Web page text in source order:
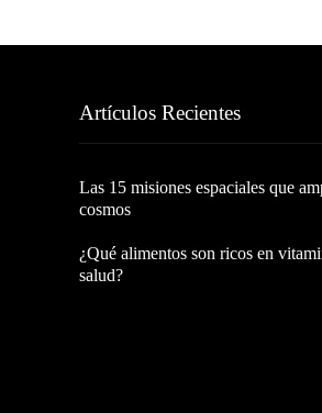
Artículos Recientes
Las 15 misiones espaciales que
cosmos
¿Qué alimentos son ricos en
salud?